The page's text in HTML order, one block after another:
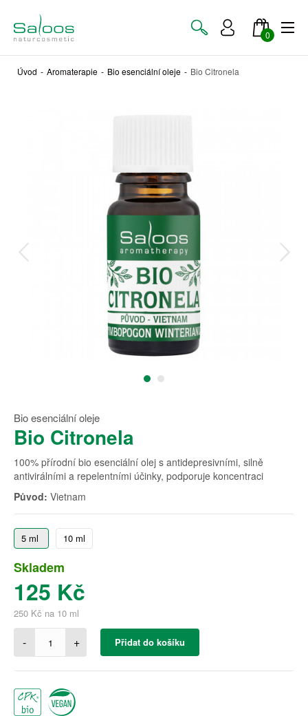
0
Úvod - Aromaterapie - Bio esenciální oleje - Bio Citronela
Bio esenciální oleje
Bio Citronela
100% přírodní bio esenciální olej s antidepresivními, silně
antivirálními a repelentními účinky, podporuje koncentraci
Původ: Vietnam
5 ml 10 ml
Skladem
125 Kč
250 Kč na 10 ml
- + Přidat do košíku